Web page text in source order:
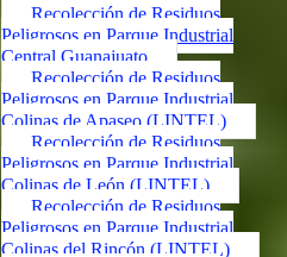
Recolección de Residuos
Peligrosos en Parque Industrial
Central Guanajuato
Recolección de Residuos
Peligrosos en Parque Industrial
Colinas de Apaseo (LINTEL)
Recolección de Residuos
Peligrosos en Parque Industrial
Colinas de León (LINTEL)
Recolección de Residuos
Peligrosos en Parque Industrial
Colinas del Rincón (LINTEL)